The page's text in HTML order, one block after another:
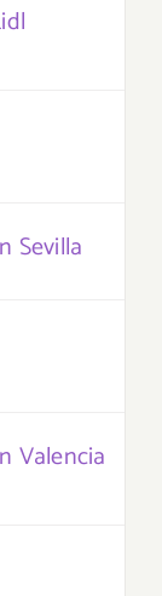
Sevilla
Valencia